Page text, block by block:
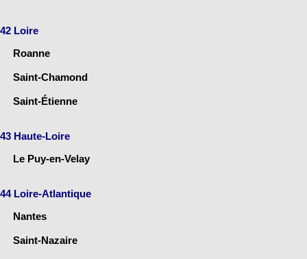
42 Loire
Roanne
Saint-Chamond
Saint-Étienne
43 Haute-Loire
Le Puy-en-Velay
44 Loire-Atlantique
Nantes
Saint-Nazaire